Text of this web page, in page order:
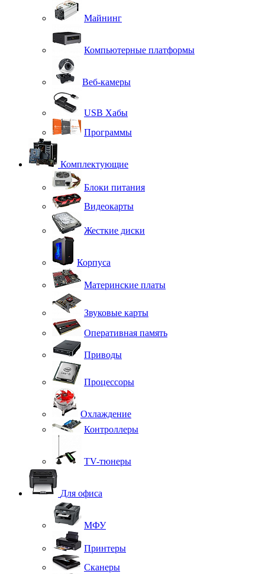
Майнинг
Компьютерные платформы
Веб-камеры
USB Хабы
Программы
Комплектующие
Блоки питания
Видеокарты
Жесткие диски
Корпуса
Материнские платы
Звуковые карты
Оперативная память
Приводы
Процессоры
Охлаждение
Контроллеры
TV-тюнеры
Для офиса
МФУ
Принтеры
Сканеры